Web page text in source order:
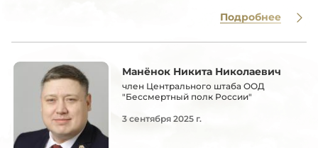
Подробнее
Манёнок Никита Николаевич
член Центрального штаба ООД
"Бессмертный полк России"
3 сентября 2025 г.